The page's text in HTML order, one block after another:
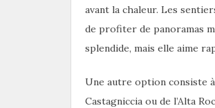
avant la chaleur. Les
de profiter de panoramas
splendide, mais elle aime
Une autre option consiste
Castagniccia ou de l’Alta